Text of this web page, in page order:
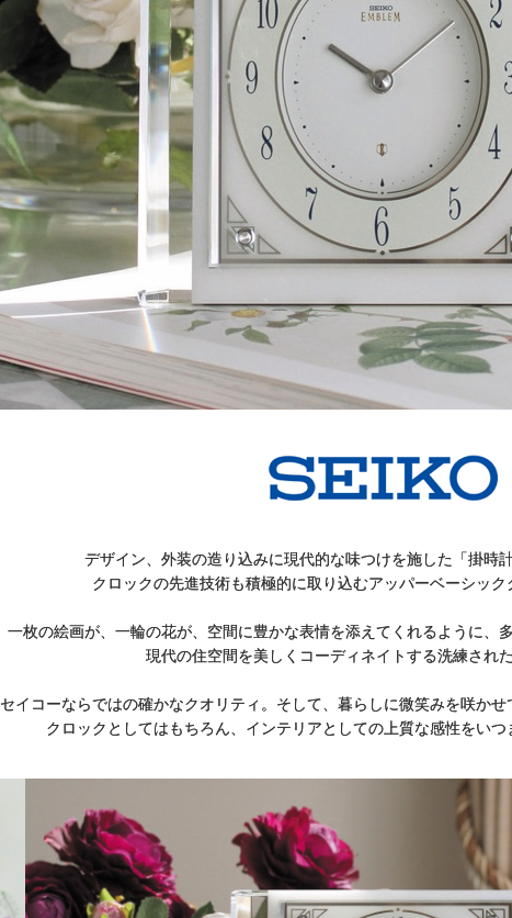
デザイン、外装の造り込みに現代的な味つけを施した「掛時
クロックの先進技術も積極的に取り込むアッパーベーシック
一枚の絵画が、一輪の花が、空間に豊かな表情を添えてくれるように、
現代の住空間を美しくコーディネイトする洗練され
セイコーならではの確かなクオリティ。そして、暮らしに微笑みを咲かせ
クロックとしてはもちろん、インテリアとしての上質な感性をいつ